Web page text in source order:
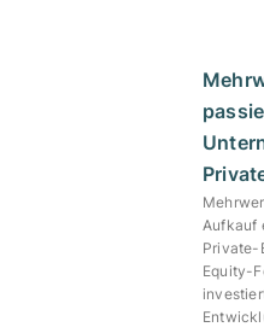
Aufkauf
Private-
Equity-